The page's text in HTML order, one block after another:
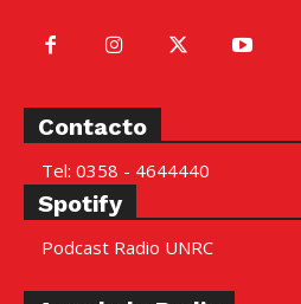
Contacto
Tel: 0358 - 4644440
Spotify
Podcast Radio UNRC